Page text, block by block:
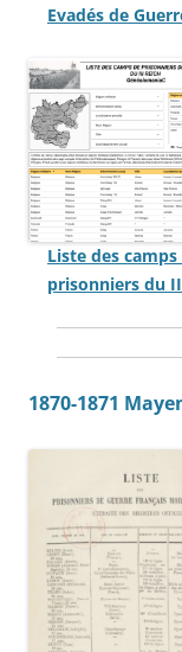
Evadés de
Liste des camps
prisonniers du
1870-1871